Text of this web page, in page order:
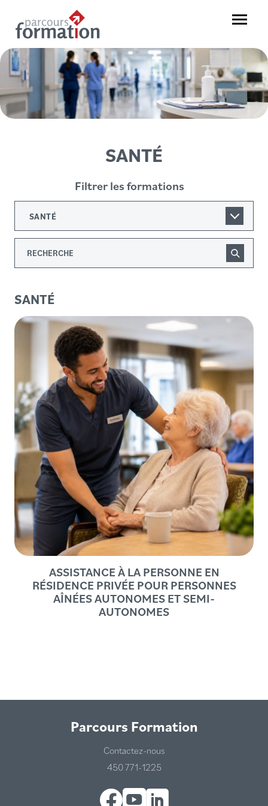
contenu
Formation
Menu
SANTÉ
Filtrer les formations
SANTÉ
SANTÉ
ASSISTANCE À LA PERSONNE EN
RÉSIDENCE PRIVÉE POUR PERSONNES
AÎNÉES AUTONOMES ET SEMI-
AUTONOMES
Parcours Formation
Contactez-nous
450 771-1225